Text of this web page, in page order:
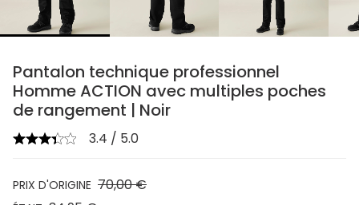
Pantalon technique professionnel
Homme ACTION avec multiples poches
de rangement | Noir
3.4 / 5.0
PRIX D'ORIGINE 70,00 €